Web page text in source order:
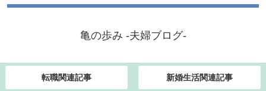
亀の歩み -夫婦ブログ-
転職関連記事 新婚生活関連記事